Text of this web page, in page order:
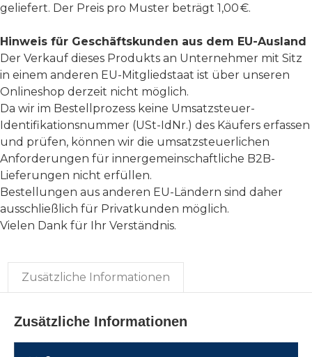
geliefert. Der Preis pro Muster beträgt 1,00 €.
Hinweis für Geschäftskunden aus dem EU-Ausland
Der Verkauf dieses Produkts an Unternehmer mit Sitz
in einem anderen EU-Mitgliedstaat ist über unseren
Onlineshop derzeit nicht möglich.
Da wir im Bestellprozess keine Umsatzsteuer-
Identifikationsnummer (USt-IdNr.) des Käufers erfassen
und prüfen, können wir die umsatzsteuerlichen
Anforderungen für innergemeinschaftliche B2B-
Lieferungen nicht erfüllen.
Bestellungen aus anderen EU-Ländern sind daher
ausschließlich für Privatkunden möglich.
Vielen Dank für Ihr Verständnis.
Zusätzliche Informationen
Zusätzliche Informationen